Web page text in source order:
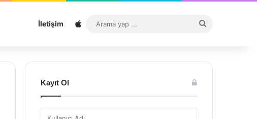
İletişim Sitemap
...
Kayıt Ol